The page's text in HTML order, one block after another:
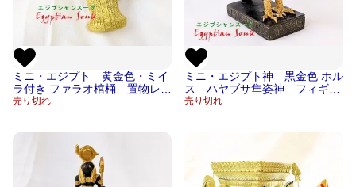
ミニ・エジプト 黄金色・ミイ
ラ付き ファラオ棺桶 置物レプ
リカ像【宅急便のみ】
売り切れ
ミニ・エジプト神 黒金色 ホル
ス ハヤブサ隼姿神 フィギュ
ア置物レプリカ像【宅急便の
売り切れ